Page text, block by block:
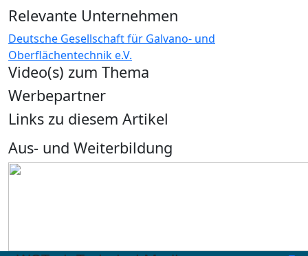
Relevante Unternehmen
Deutsche Gesellschaft für Galvano- und
Oberflächentechnik e.V.
Video(s) zum Thema
Werbepartner
Links zu diesem Artikel
Aus- und Weiterbildung